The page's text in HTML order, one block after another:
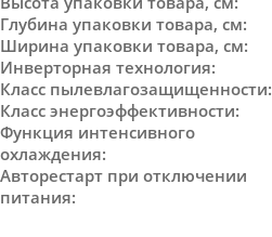
Глубина упаковки товара, см:
Ширина упаковки товара, см:
Инверторная технология:
Класс пылевлагозащищенности:
Класс энергоэффективности:
Функция интенсивного
охлаждения:
Авторестарт при отключении
питания: